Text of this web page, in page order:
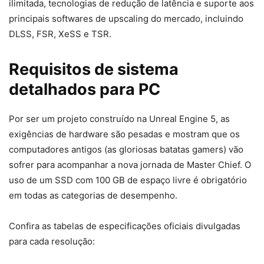
ilimitada, tecnologias de redução de latência e suporte aos
principais softwares de upscaling do mercado, incluindo
DLSS, FSR, XeSS e TSR.
Requisitos de sistema
detalhados para PC
Por ser um projeto construído na Unreal Engine 5, as
exigências de hardware são pesadas e mostram que os
computadores antigos (as gloriosas batatas gamers) vão
sofrer para acompanhar a nova jornada de Master Chief. O
uso de um SSD com 100 GB de espaço livre é obrigatório
em todas as categorias de desempenho.
Confira as tabelas de especificações oficiais divulgadas
para cada resolução: